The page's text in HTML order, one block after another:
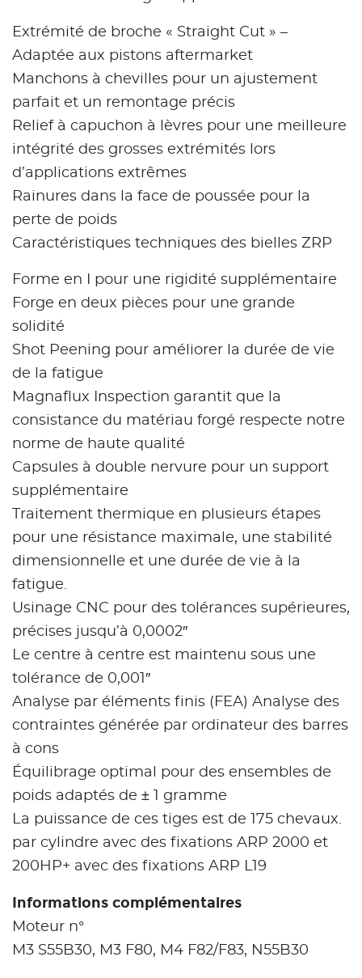
Extrémité de broche « Straight Cut » –
Adaptée aux pistons aftermarket
Manchons à chevilles pour un ajustement
parfait et un remontage précis
Relief à capuchon à lèvres pour une meilleure
intégrité des grosses extrémités lors
d’applications extrêmes
Rainures dans la face de poussée pour la
perte de poids
Caractéristiques techniques des bielles ZRP
Forme en I pour une rigidité supplémentaire
Forge en deux pièces pour une grande
solidité
Shot Peening pour améliorer la durée de vie
de la fatigue
Magnaflux Inspection garantit que la
consistance du matériau forgé respecte notre
norme de haute qualité
Capsules à double nervure pour un support
supplémentaire
Traitement thermique en plusieurs étapes
pour une résistance maximale, une stabilité
dimensionnelle et une durée de vie à la
fatigue.
Usinage CNC pour des tolérances supérieures,
précises jusqu’à 0,0002″
Le centre à centre est maintenu sous une
tolérance de 0,001″
Analyse par éléments finis (FEA) Analyse des
contraintes générée par ordinateur des barres
à cons
Équilibrage optimal pour des ensembles de
poids adaptés de ± 1 gramme
La puissance de ces tiges est de 175 chevaux.
par cylindre avec des fixations ARP 2000 et
200HP+ avec des fixations ARP L19
Informations complémentaires
Moteur n°
M3 S55B30, M3 F80, M4 F82/F83, N55B30